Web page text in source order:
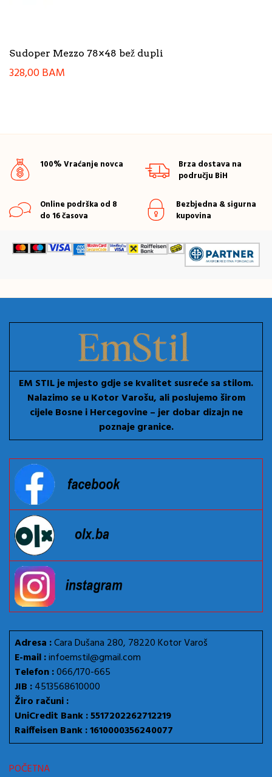
Sudoper Mezzo 78×48 bež dupli
328,00BAM
100% Vraćanje novca
Brza dostava na
području BiH
Online podrška od 8
do 16 časova
Bezbjedna & sigurna
kupovina
EM STIL je mjesto gdje se kvalitet susreće sa stilom.
Nalazimo se u Kotor Varošu, ali poslujemo širom
cijele Bosne i Hercegovine – jer dobar dizajn ne
poznaje granice.
Adresa :Cara Dušana 280, 78220 Kotor Varoš
E-mail :infoemstil@gmail.com
Telefon :066/170-665
JIB :4513568610000
Žiro računi :
UniCredit Bank : 5517202262712219
Raiffeisen Bank : 1610000356240077
POČETNA